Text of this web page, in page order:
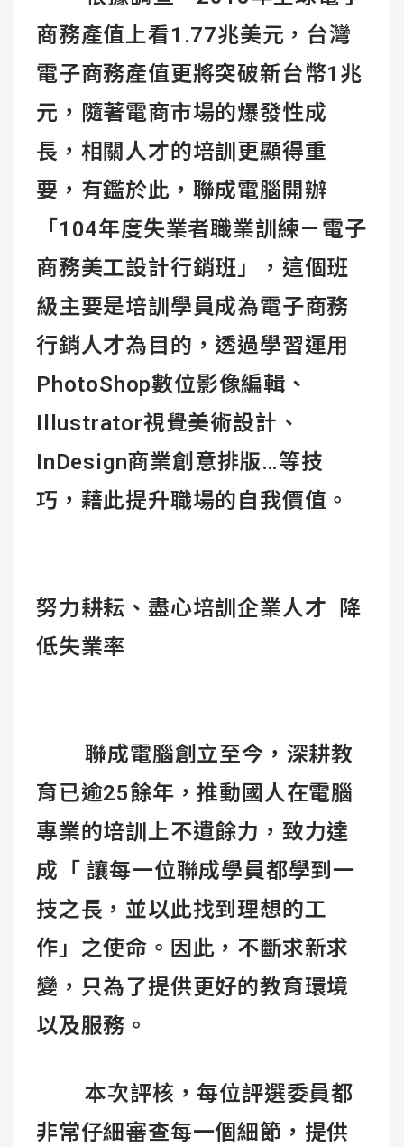
商務產值上看1.77兆美元，台灣
電子商務產值更將突破新台幣1兆
元，隨著電商市場的爆發性成
長，相關人才的培訓更顯得重
要，有鑑於此，聯成電腦開辦
「104年度失業者職業訓練－電子
商務美工設計行銷班」，這個班
級主要是培訓學員成為電子商務
行銷人才為目的，透過學習運用
PhotoShop數位影像編輯、
Illustrator視覺美術設計、
InDesign商業創意排版…等技
巧，藉此提升職場的自我價值。
努力耕耘、盡心培訓企業人才
降
低失業率
聯成電腦創立至今，深耕教
育已逾25餘年，推動國人在電腦
專業的培訓上不遺餘力，致力達
成「 讓每一位聯成學員都學到一
技之長，並以此找到理想的工
作」之使命。因此，不斷求新求
變，只為了提供更好的教育環境
以及服務。
本次評核，每位評選委員都
非常仔細審查每一個細節，提供